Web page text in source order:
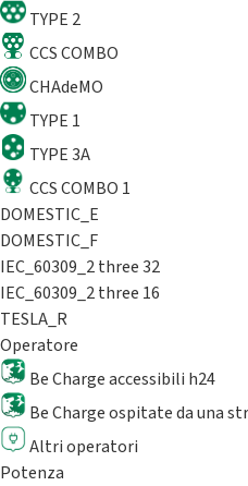
TYPE 2
CCS COMBO
CHAdeMO
TYPE 1
TYPE 3A
CCS COMBO 1
DOMESTIC_E
DOMESTIC_F
IEC_60309_2 three 32
IEC_60309_2 three 16
TESLA_R
Operatore
Be Charge accessibili h24
Be Charge ospitate da una
Altri operatori
Potenza